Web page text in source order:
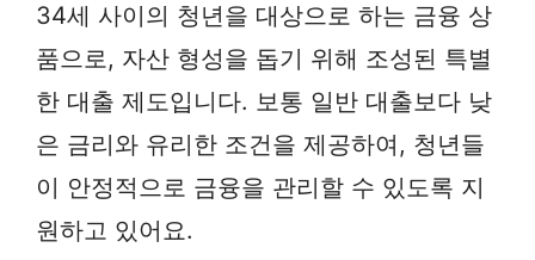
34세 사이의 청년을 대상으로 하는 금융 상
품으로, 자산 형성을 돕기 위해 조성된 특별
한 대출 제도입니다. 보통 일반 대출보다 낮
은 금리와 유리한 조건을 제공하여, 청년들
이 안정적으로 금융을 관리할 수 있도록 지
원하고 있어요.